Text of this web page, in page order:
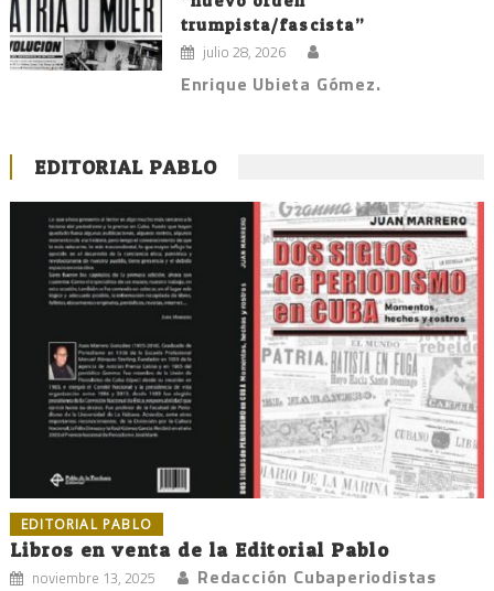
trumpista/fascista”
julio 28, 2026
Enrique Ubieta Gómez.
EDITORIAL PABLO
EDITORIAL PABLO
Libros en venta de la Editorial Pablo
noviembre 13, 2025 Redacción Cubaperiodistas